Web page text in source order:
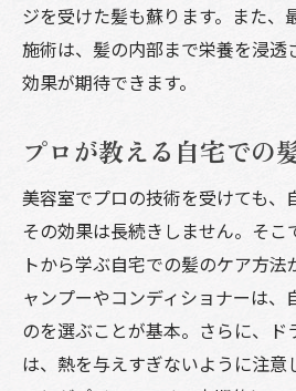
ジを受けた髪も蘇ります。また、
施術は、髪の内部まで栄養を浸透
効果が期待できます。
プロが教える自宅での
美容室でプロの技術を受けても、
その効果は長続きしません。そこ
トから学ぶ自宅での髪のケア方法
ャンプーやコンディショナーは、
のを選ぶことが基本。さらに、ド
は、熱を与えすぎないように注意